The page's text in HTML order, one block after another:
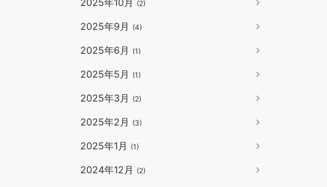
2025年10月 (2)
2025年9月 (4)
2025年6月 (1)
2025年5月 (1)
2025年3月 (2)
2025年2月 (3)
2025年1月 (1)
2024年12月 (2)